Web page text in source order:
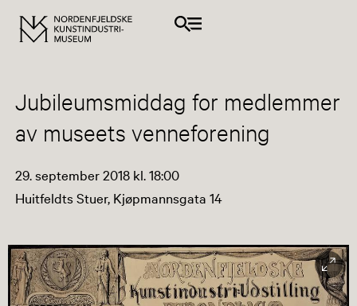
Jubileumsmiddag for medlemmer
av museets venneforening
29. september 2018 kl. 18:00
Huitfeldts Stuer, Kjøpmannsgata 14